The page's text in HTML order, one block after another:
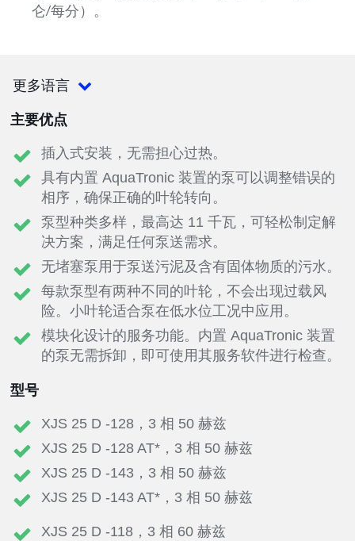
仑/每分）。
更多语言
主要优点
插入式安装，无需担心过热。
具有内置 AquaTronic 装置的泵可以调整错误的
相序，确保正确的叶轮转向。
泵型种类多样，最高达 11 千瓦，可轻松制定解
决方案，满足任何泵送需求。
无堵塞泵用于泵送污泥及含有固体物质的污水。
每款泵型有两种不同的叶轮，不会出现过载风
险。小叶轮适合泵在低水位工况中应用。
模块化设计的服务功能。内置 AquaTronic 装置
的泵无需拆卸，即可使用其服务软件进行检查。
型号
XJS 25 D -128，3 相 50 赫兹
XJS 25 D -128 AT*，3 相 50 赫兹
XJS 25 D -143，3 相 50 赫兹
XJS 25 D -143 AT*，3 相 50 赫兹
XJS 25 D -118，3 相 60 赫兹